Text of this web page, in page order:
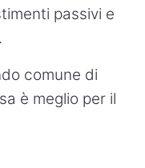
passivi e
comune di
è meglio per il